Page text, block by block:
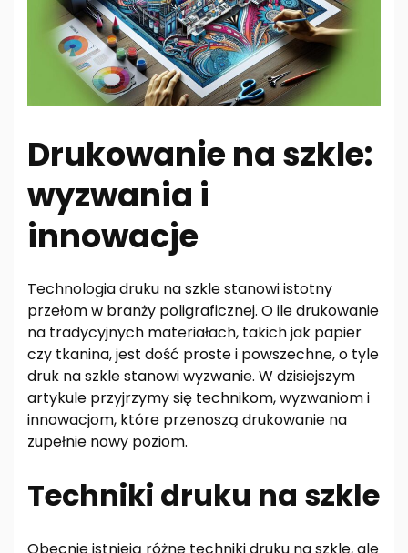
Drukowanie na szkle:
wyzwania i
innowacje
Technologia druku na szkle stanowi istotny
przełom w branży poligraficznej. O ile drukowanie
na tradycyjnych materiałach, takich jak papier
czy tkanina, jest dość proste i powszechne, o tyle
druk na szkle stanowi wyzwanie. W dzisiejszym
artykule przyjrzymy się technikom, wyzwaniom i
innowacjom, które przenoszą drukowanie na
zupełnie nowy poziom.
Techniki druku na szkle